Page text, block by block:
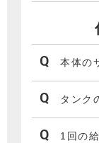
本体の
タンク
1回の